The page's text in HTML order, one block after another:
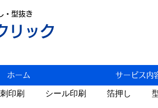
・型抜き
リック
ホーム サービス内
印刷 シール印刷 箔押し